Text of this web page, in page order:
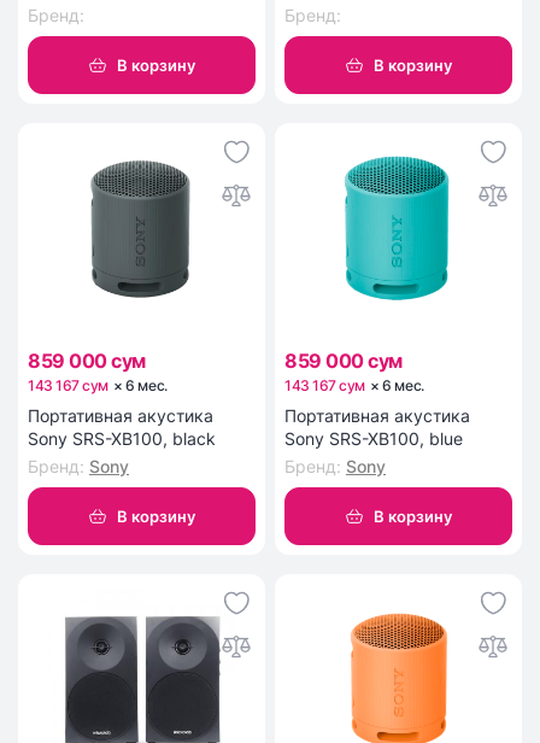
Бренд:
В корзину
Бренд:
В корзину
859 000 сум
143 167 сум ×6 мес.
Портативная акустика
Sony SRS-XB100, black
Бренд: Sony
В корзину
859 000 сум
143 167 сум ×6 мес.
Портативная акустика
Sony SRS-XB100, blue
Бренд: Sony
В корзину